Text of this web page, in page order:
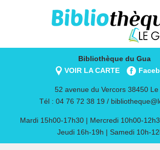
Bibliothèque du Gua
VOIR LA CARTE
52 avenue du Vercors 38450 Le
Tél : 04 76 72 38 19 /
Mardi 15h00-17h30 | Mercredi 10h00-
Jeudi 16h-19h | Samedi 10h-